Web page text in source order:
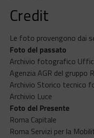
Credit
Le foto provengono dai
Foto del passato
Archivio fotografico
Agenzia AGR del gruppo
Archivio Storico tecnico
Archivio Luce
Foto del Presente
Roma Capitale
Roma Servizi per la